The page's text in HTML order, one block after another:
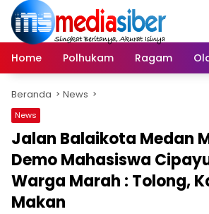
Langsung
konten
Home
Polhukam Ragam
Beranda News
News
Jalan Balaikota Medan
Demo Mahasiswa
Warga Marah : Tolong,
Makan